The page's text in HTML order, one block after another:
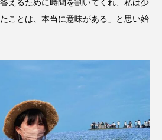
えるために時間を割いてくれ、私は少
ことは、本当に意味がある」と思い始